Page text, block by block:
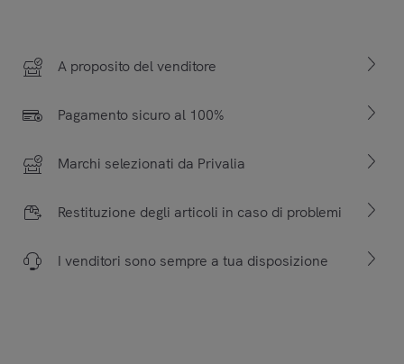
A proposito del venditore
Pagamento sicuro al 100%
Marchi selezionati da Privalia
Restituzione degli articoli in caso di problemi
I venditori sono sempre a tua disposizione